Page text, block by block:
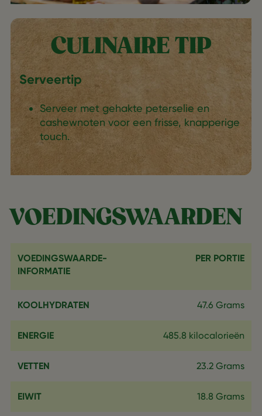
CULINAIRE TIP
Serveertip
Serveer met gehakte peterselie en
cashewnoten voor een frisse, knapperige
touch.
VOEDINGSWAARDEN
VOEDINGSWAARDE-
INFORMATIE
PER PORTIE
KOOLHYDRATEN 47.6 Grams
ENERGIE 485.8 kilocalorieën
VETTEN 23.2 Grams
EIWIT 18.8 Grams